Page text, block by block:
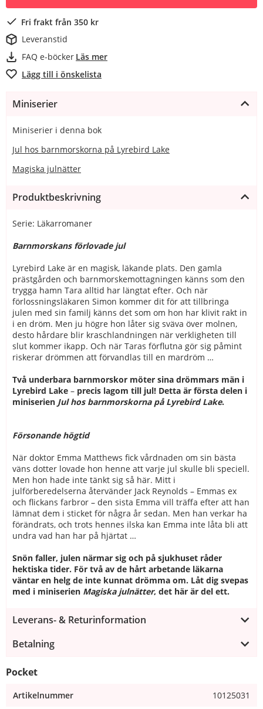
Fri frakt från 350 kr
Leveranstid
FAQ e-böcker Läs mer
Lägg till i önskelista
Miniserier
Miniserier i denna bok
Jul hos barnmorskorna på Lyrebird Lake
Magiska julnätter
Produktbeskrivning
Serie: Läkarromaner
Barnmorskans förlovade jul
Lyrebird Lake är en magisk, läkande plats. Den gamla
prästgården och barnmorskemottagningen känns som den
trygga hamn Tara alltid har längtat efter. Och när
förlossningsläkaren Simon kommer dit för att tillbringa
julen med sin familj känns det som om hon har klivit rakt in
i en dröm. Men ju högre hon låter sig sväva över molnen,
desto hårdare blir kraschlandningen när verkligheten till
slut kommer ikapp. Och när Taras förflutna gör sig påmint
riskerar drömmen att förvandlas till en mardröm …
Två underbara barnmorskor möter sina drömmars män i
Lyrebird Lake – precis lagom till jul! Detta är första delen i
miniserien Jul hos barnmorskorna på Lyrebird Lake.
Försonande högtid
När doktor Emma Matthews fick vårdnaden om sin bästa
väns dotter lovade hon henne att varje jul skulle bli speciell.
Men hon hade inte tänkt sig så här. Mitt i
julförberedelserna återvänder Jack Reynolds – Emmas ex
och flickans farbror – den sista Emma vill träffa efter att han
lämnat dem i sticket för några år sedan. Men han verkar ha
förändrats, och trots hennes ilska kan Emma inte låta bli att
undra vad han har på hjärtat …
Snön faller, julen närmar sig och på sjukhuset råder
hektiska tider. För två av de hårt arbetande läkarna
väntar en helg de inte kunnat drömma om. Låt dig svepas
med i miniserien Magiska julnätter, det här är del ett.
Leverans- & Returinformation
Betalning
Pocket
Artikelnummer 10125031